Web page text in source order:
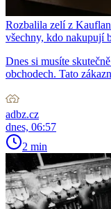
Rozbalila zelí z
všechny, kdo nakupují
Dnes si musíte
obchodech. Tato
adbz.cz
dnes, 06:57
2 min